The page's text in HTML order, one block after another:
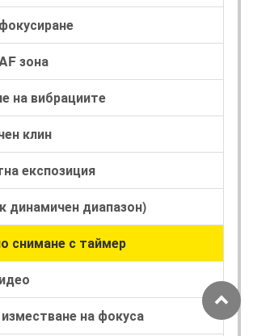
зона
на вибрациите
клин
експозиция
динамичен диапазон)
снимане с таймер
на фокуса